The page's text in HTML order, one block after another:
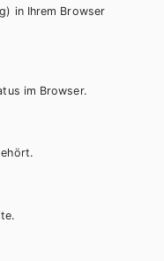
BOOK+
Solo
in Ihrem Browser
im Browser.